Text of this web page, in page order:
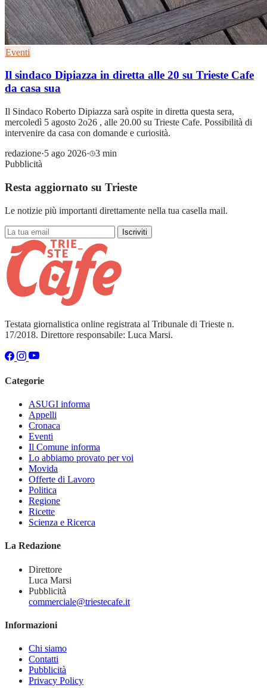
Eventi
Il sindaco Dipiazza in diretta alle 20 su Trieste Cafe
da casa sua
Il Sindaco Roberto Dipiazza sarà ospite in diretta questa sera,
mercoledì 5 agosto 2o26 , alle 20.00 su Trieste Cafe. Possibilità di
intervenire da casa con domande e curiosità.
redazione·5 ago 2026·
3 min
Pubblicità
Resta aggiornato su Trieste
Le notizie più importanti direttamente nella tua casella mail.
Iscriviti
Testata giornalistica online registrata al Tribunale di Trieste n.
17/2018. Direttore responsabile: Luca Marsi.
Categorie
ASUGI informa
Appelli
Cronaca
Eventi
Il Comune informa
Lo abbiamo provato per voi
Movida
Offerte di Lavoro
Politica
Regione
Ricette
Scienza e Ricerca
La Redazione
Direttore
Luca Marsi
Pubblicità
commerciale@triestecafe.it
Informazioni
Chi siamo
Contatti
Pubblicità
Privacy Policy